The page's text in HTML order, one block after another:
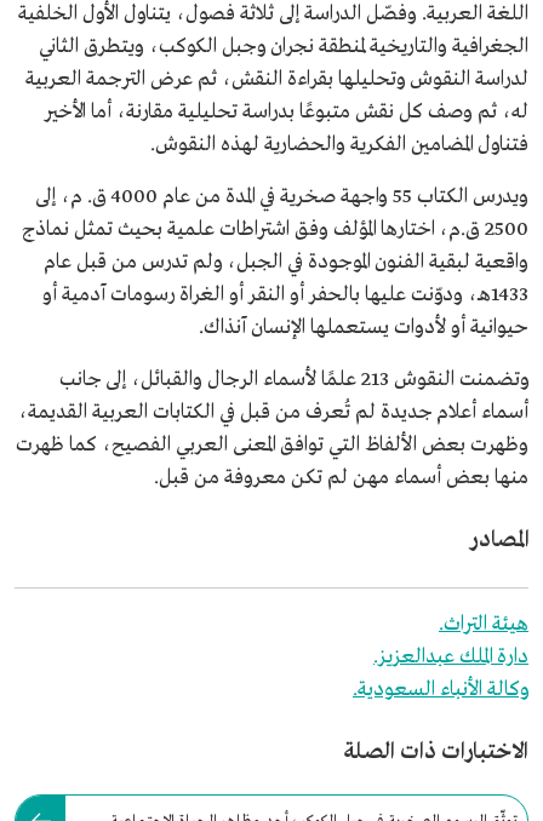
اللغة العربية. وفصّل الدراسة إلى ثلاثة فصول، يتناول الأول الخلفية
الجغرافية والتاريخية لمنطقة نجران وجبل الكوكب، ويتطرق الثاني
لدراسة النقوش وتحليلها بقراءة النقش، ثم عرض الترجمة العربية
له، ثم وصف كل نقش متبوعًا بدراسة تحليلية مقارنة، أما الأخير
فتناول المضامين الفكرية والحضارية لهذه النقوش.
ويدرس الكتاب 55 واجهة صخرية في المدة من عام 4000 ق. م، إلى
2500 ق.م، اختارها المؤلف وفق اشتراطات علمية بحيث تمثل نماذج
واقعية لبقية الفنون الموجودة في الجبل، ولم تدرس من قبل عام
1433هـ، ودوّنت عليها بالحفر أو النقر أو الغراة رسومات آدمية أو
حيوانية أو لأدوات يستعملها الإنسان آنذاك.
وتضمنت النقوش 213 علمًا لأسماء الرجال والقبائل، إلى جانب
أسماء أعلام جديدة لم تُعرف من قبل في الكتابات العربية القديمة،
وظهرت بعض الألفاظ التي توافق المعنى العربي الفصيح، كما ظهرت
منها بعض أسماء مهن لم تكن معروفة من قبل.
المصادر
هيئة التراث.
دارة الملك عبدالعزيز.
وكالة الأنباء السعودية.
الاختبارات ذات الصلة